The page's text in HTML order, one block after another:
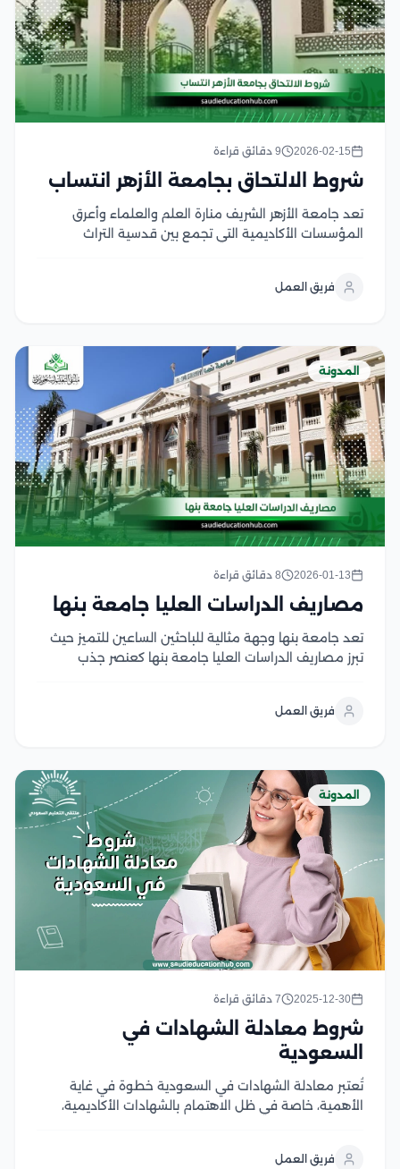
2026-02-15 9 دقائق قراءة
شروط الالتحاق بجامعة الأزهر انتساب
تعد جامعة الأزهر الشريف منارة العلم والعلماء وأعرق
المؤسسات الأكاديمية التي تجمع بين قدسية التراث
والزمنية، يبرز نظام جامعة الأزهر انتساب كحل أكاديمي مبتكر
فريق العمل
المدونة
2026-01-13 8 دقائق قراءة
مصاريف الدراسات العليا جامعة بنها
تعد جامعة بنها وجهة مثالية للباحثين الساعين للتميز حيث
تبرز مصاريف الدراسات العليا جامعة بنها كعنصر جذب
يتطلب فهم دقيق للتكاليف المالية واللوائح المنظمة...
فريق العمل
المدونة
2025-12-30 7 دقائق قراءة
شروط معادلة الشهادات في
السعودية
تُعتبر معادلة الشهادات في السعودية خطوة في غاية
الأهمية، خاصة في ظل الاهتمام بالشهادات الأكاديمية،
السعودية والاعتراف بها، ويتم ذلك بهدف ضمان توافق
فريق العمل